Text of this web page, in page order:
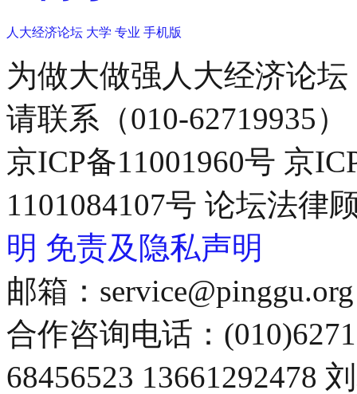
人大经济论坛 大学 专业 手机版
为做大做强人大经济论
请联系（010-62719935）
京ICP备11001960号 京
1101084107号 论坛法律
明 免责及隐私声明
邮箱：service@pinggu.org
合作咨询电话：
68456523 13661292478